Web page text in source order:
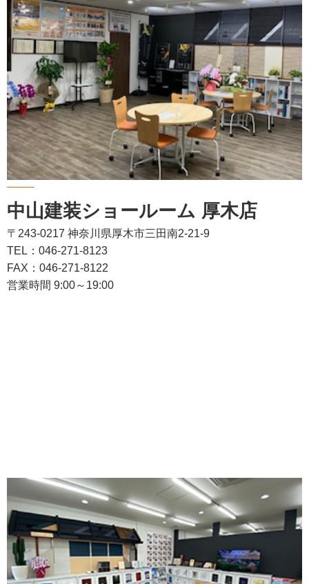
中山建装ショールーム 厚木店
〒243-0217 神奈川県厚木市三田南2-21-9
TEL：046-271-8123
FAX：046-271-8122
営業時間 9:00～19:00